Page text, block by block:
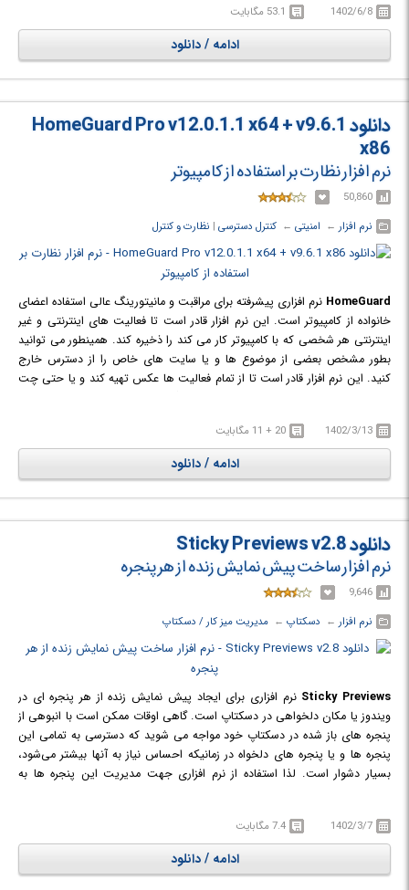
در محیط ویندوز فیلم برداری می‌شود این دوربین كه از محیط ویندوز شما فیلم
برداری می كند، نرم افزاری است كه به شما قابلیت فیلم برداری از كارهای انجام
شده در ویندوز را می دهد و شما برای آموزش دادن هر چیزی، می توانید با آن
نرم افزار كار كنید و در حین كار با نرم افزار، از كار خود فیلم بگیرید و آن را به
1402/6/8 53.1 مگابایت
ادامه / دانلود
دانلود HomeGuard Pro v12.0.1.1 x64 + v9.6.1
x86
نرم افزار نظارت بر استفاده از کامپیوتر
50,860
نرم افزار ← ‏ امنیتی ← ‏ کنترل دسترسی ‏| نظارت و کنترل
HomeGuard نرم افزاری پیشرفته برای مراقبت و مانیتورینگ عالی استفاده اعضای
خانواده از کامپیوتر است. این نرم افزار قادر است تا فعالیت های اینترنتی و غیر
اینترنتی هر شخصی که با کامپیوتر کار می کند را ذخیره کند. همینطور می توانید
بطور مشخص بعضی از موضوع ها و یا سایت های خاص را از دسترس خارج
کنید. این نرم افزار قادر است تا از تمام فعالیت ها عکس تهیه کند و یا حتی چت
استفاده از این نرم افزار می توانید بر روی استفاده از هر برنامه ای که بخواهید،
محدودیت ایجاد کنید و حتی نرم افزار می تواند شما را از مدت زمان اجرای برنامه
ها توسط اعضای خانواده مطلع سازد. به این ترتیب والدین می توانند به طور
کامل بر روی فرزندان خود و استفاده آنها از کامپیوتر نظارت داشته باشند.
1402/3/13 20 + 11 مگابایت
ادامه / دانلود
دانلود Sticky Previews v2.8
نرم افزار ساخت پیش نمایش زنده از هر پنجره
9,646
نرم افزار ← ‏ دسکتاپ ← ‏ مدیریت میز کار / دسکتاپ
Sticky Previews نرم افزاری برای ایجاد پیش نمایش زنده از هر پنجره ای در
ویندوز یا مکان دلخواهی در دسکتاپ است. گاهی اوقات ممکن است با انبوهی از
پنجره های باز شده در دسکتاپ خود مواجه می شوید که دسترسی به تمامی این
پنجره ها و یا پنجره های دلخواه در زمانیکه احساس نیاز به آنها بیشتر می‌شود،
بسیار دشوار است. لذا استفاده از نرم افزاری جهت مدیریت این پنجره ها به
یا پنجره ای خاص را مشاهده کنید. پنجره پیش نمایش در بیرونی ترین سطح
نمایشی دسکتاپ و بر روی تمام پنجره ها و برنامه های در حال اجرا مانند یک
sticky-note قرار می گیرد و به شما این امکان را می دهد تا در حین کار با برنامه
1402/3/7 7.4 مگابایت
ادامه / دانلود